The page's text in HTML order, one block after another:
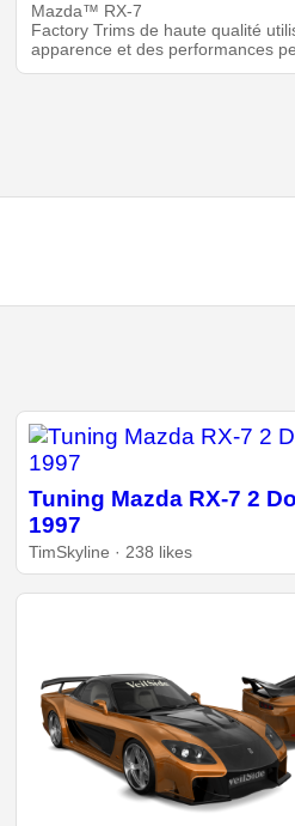
Mazda™ RX-7
Factory Trims de haute qualité
apparence et des performances
Tuning Mazda RX-7 2
1997
TimSkyline · 238 likes